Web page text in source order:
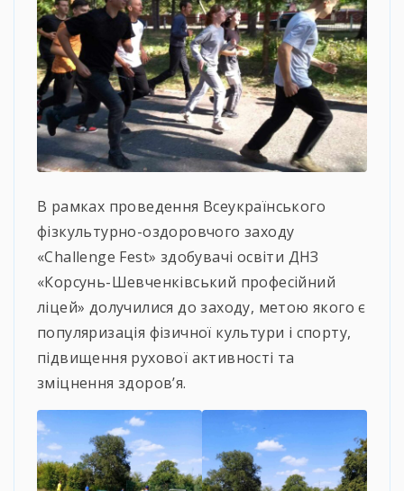
В рамках проведення Всеукраїнського
фізкультурно-оздоровчого заходу
«Challenge Fest» здобувачі освіти ДНЗ
«Корсунь-Шевченківський професійний
ліцей» долучилися до заходу, метою якого є
популяризація фізичної культури і спорту,
підвищення рухової активності та
зміцнення здоров’я.